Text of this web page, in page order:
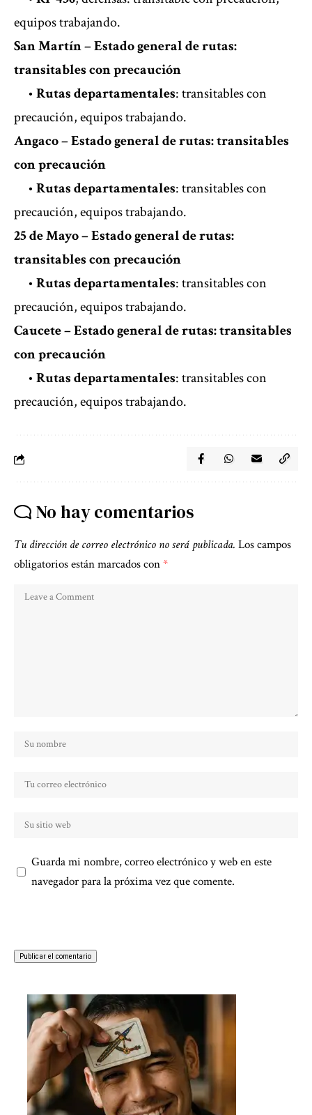
equipos trabajando.
San Martín – Estado general de rutas:
transitables con precaución
• Rutas departamentales: transitables con
precaución, equipos trabajando.
Angaco – Estado general de rutas: transitables
con precaución
• Rutas departamentales: transitables con
precaución, equipos trabajando.
25 de Mayo – Estado general de rutas:
transitables con precaución
• Rutas departamentales: transitables con
precaución, equipos trabajando.
Caucete – Estado general de rutas: transitables
con precaución
• Rutas departamentales: transitables con
precaución, equipos trabajando.
No hay comentarios
Tu dirección de correo electrónico no será publicada. Los campos
obligatorios están marcados con*
Guarda mi nombre, correo electrónico y web en este
navegador para la próxima vez que comente.